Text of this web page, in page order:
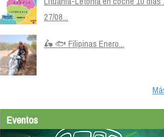
27/08...
🛵 🐟 Filipinas Enero...
Eventos